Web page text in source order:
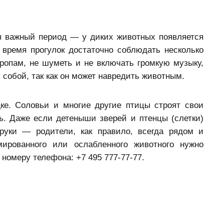
важный период — у диких животных появляется
прогулок достаточно соблюдать несколько
не шуметь и не включать громкую музыку,
так как он может навредить животным.
Соловьи и многие другие птицы строят свои
Даже если детеныши зверей и птенцы (слетки)
— родители, как правило, всегда рядом и
или ослабленного животного нужно
телефона: +7 495 777⁠-77⁠-77.